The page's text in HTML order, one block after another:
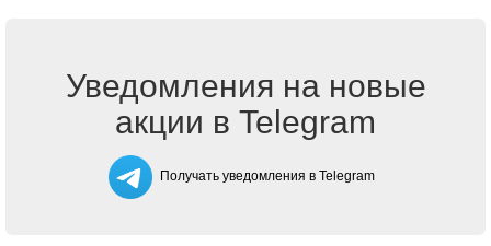
Уведомления на новые
акции в Telegram
Получать уведомления в Telegram